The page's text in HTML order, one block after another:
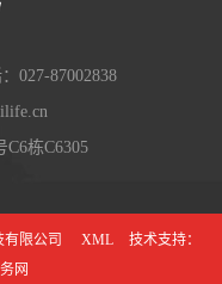
027-87002838
栋C6305
限公司 XML
技术支持：
网